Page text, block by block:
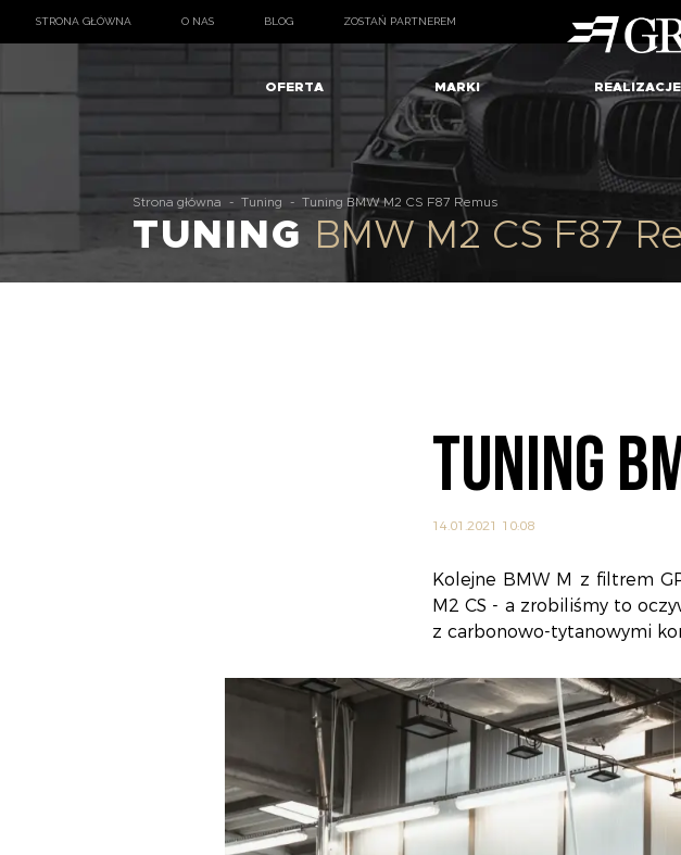
STRONA GŁÓWNA O NAS BLOG ZOSTAŃ PARTNEREM
OFERTA MARKI REALIZACJE
Strona główna - Tuning - Tuning BMW M2 CS F87 Remus
TUNING BMW M2 CS F87
TUNING
14.01.2021 10:08
Kolejne BMW M z filtrem
M2 CS - a zrobiliśmy to
z carbonowo-tytanowymi